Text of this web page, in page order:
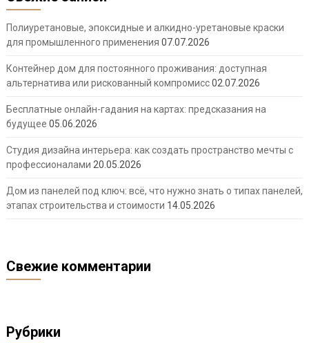
Полиуретановые, эпоксидные и алкидно-уретановые краски
для промышленного применения 07.07.2026
Контейнер дом для постоянного проживания: доступная
альтернатива или рискованный компромисс02.07.2026
Бесплатные онлайн-гадания на картах: предсказания на
будущее 05.06.2026
Студия дизайна интерьера: как создать пространство мечты с
профессионалами 20.05.2026
Дом из панелей под ключ: всё, что нужно знать о типах панелей,
этапах строительства и стоимости 14.05.2026
Свежие комментарии
Рубрики